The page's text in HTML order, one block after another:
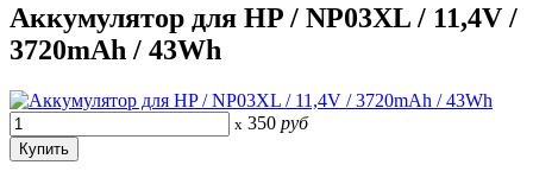
Аккумулятор для HP / NP03XL / 11,4V /
3720mAh / 43Wh
x 350 руб